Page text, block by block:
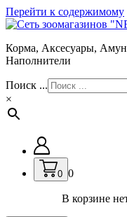
Перейти к содержимому
Корма, Аксесуары,
Наполнители
Поиск ...
×
0 0
В корзине